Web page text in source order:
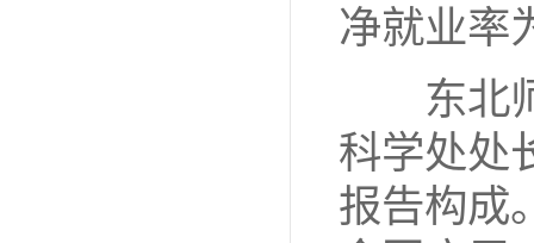
净就业率
东北
科学处处
报告构成